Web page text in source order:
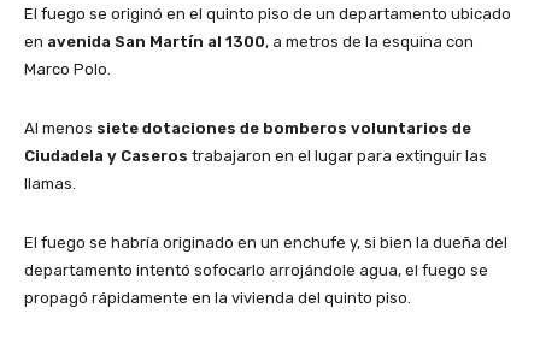
El fuego se originó en el quinto piso de un departamento ubicado
en avenida San Martín al 1300, a metros de la esquina con
Marco Polo.
Al menos siete dotaciones de bomberos voluntarios de
Ciudadela y Caseros trabajaron en el lugar para extinguir las
llamas.
El fuego se habría originado en un enchufe y, si bien la dueña del
departamento intentó sofocarlo arrojándole agua, el fuego se
propagó rápidamente en la vivienda del quinto piso.